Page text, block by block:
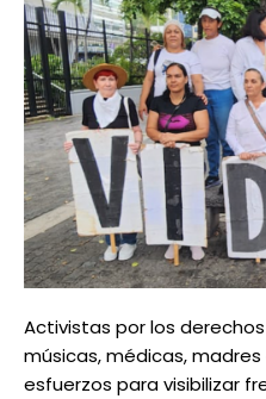
Activistas por los
músicas, médicas,
esfuerzos para visibilizar